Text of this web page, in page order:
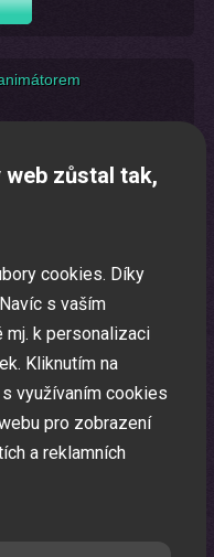
zůstal tak,
cookies. Díky
s vaším
k personalizaci
Kliknutím na
využívaním cookies
pro zobrazení
a reklamních